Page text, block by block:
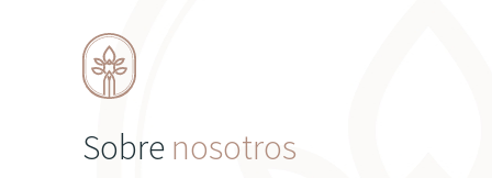
Sobre nosotros